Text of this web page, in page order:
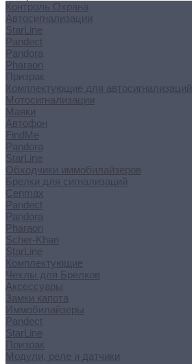
Контроль Охрана
Автосигнализации
StarLine
Pandect
Pandora
Pharaon
Призрак
Комплектующие для автосигнализаций
Мотосигнализации
Маяки
Автофон
FindMe
Pandora
StarLine
Обходчики иммобилайзеров
Брелки для сигнализаций
Cenmax
Pandect
Pandora
Pharaon
Scher-Khan
StarLine
Комплектующие
Чехлы для Брелков
Аксессуары
Замки капота
Иммобилайзеры
Pandect
StarLine
Призрак
Модули, реле и датчики